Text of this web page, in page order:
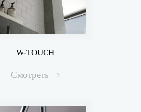
W-TOUCH
Смотреть